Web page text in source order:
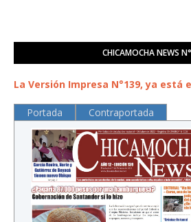
CHICAMOCHA NEWS
La Versión Impresa N°139, ya está
Portada Contraportada